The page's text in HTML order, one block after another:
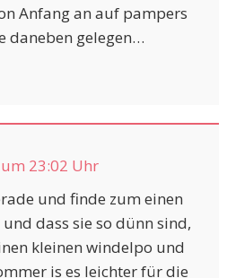
Anfang an auf pampers
daneben gelegen…
23:02 Uhr
und finde zum einen
dass sie so dünn sind,
kleinen windelpo und
is es leichter für die